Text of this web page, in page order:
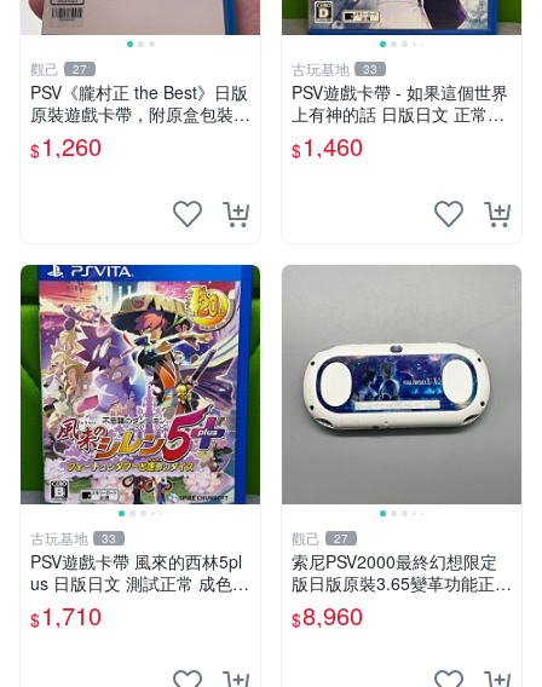
觀己 27
PSV《朧村正 the Best》日版
原裝遊戲卡帶，附原盒包裝，
狀態近新，盤面乾淨，支持P
SV主機即插即玩，日本語原
$1,260
古玩基地 33
PSV遊戲卡帶 - 如果這個世界
上有神的話 日版日文 正常可
玩 神秘成色參考圖 售後不退
如果這是你想找的游戲 請先
$1,460
古玩基地 33
PSV遊戲卡帶 風來的西林5pl
us 日版日文 測試正常 成色如
圖 買家自負 風來的西林5plus
PSV 日版
$1,710
觀己 27
索尼PSV2000最終幻想限定
版日版原裝3.65變革功能正常
背面小劃痕磨損 實物圖可查
限量珍藏 畫集 游戲機
$8,960